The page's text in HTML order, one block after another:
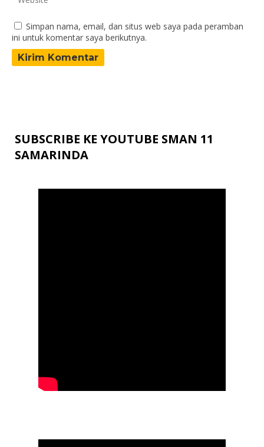
Simpan nama, email, dan situs web saya pada peramban
ini untuk komentar saya berikutnya.
SUBSCRIBE KE YOUTUBE SMAN 11
SAMARINDA